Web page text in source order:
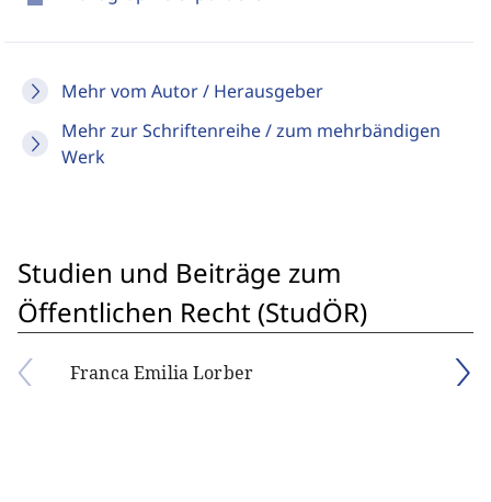
Mehr vom Autor / Herausgeber
Mehr zur Schriftenreihe / zum mehrbändigen
Werk
Studien und Beiträge zum
Öffentlichen Recht (StudÖR)
Franca Emilia Lorber